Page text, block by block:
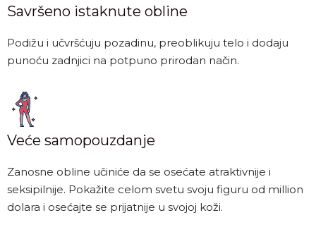
Savršeno istaknute obline
Podižu i učvršćuju pozadinu, preoblikuju telo i dodaju
punoću zadnjici na potpuno prirodan način.
Veće samopouzdanje
Zanosne obline učiniće da se osećate atraktivnije i
seksipilnije. Pokažite celom svetu svoju figuru od million
dolara i osećajte se prijatnije u svojoj koži.